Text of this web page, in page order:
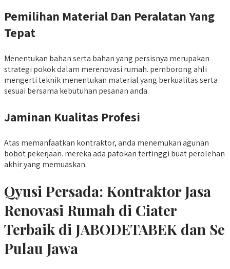
Pemilihan Material Dan Peralatan Yang
Tepat
Menentukan bahan serta bahan yang persisnya merupakan
strategi pokok dalam merenovasi rumah. pemborong ahli
mengerti teknik menentukan material yang berkualitas serta
sesuai bersama kebutuhan pesanan anda.
Jaminan Kualitas Profesi
Atas memanfaatkan kontraktor, anda menemukan agunan
bobot pekerjaan. mereka ada patokan tertinggi buat perolehan
akhir yang memuaskan.
Qyusi Persada: Kontraktor Jasa
Renovasi Rumah di Ciater
Terbaik di JABODETABEK dan Se
Pulau Jawa